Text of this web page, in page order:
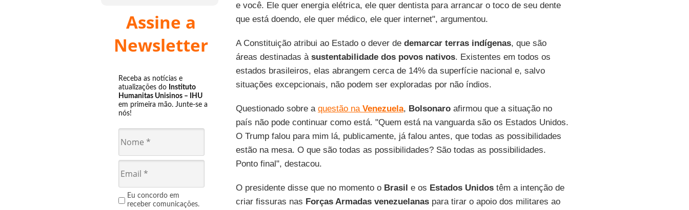
Assine a
Newsletter
Receba as notícias e
atualizações do Instituto
Humanitas Unisinos – IHU
em primeira mão. Junte-se a
nós!
Eu concordo em
receber comunicações.
e você. Ele quer energia elétrica, ele quer dentista para arrancar o toco de seu dente
que está doendo, ele quer médico, ele quer internet", argumentou.
A Constituição atribui ao Estado o dever de demarcar terras indígenas, que são
áreas destinadas à sustentabilidade dos povos nativos. Existentes em todos os
estados brasileiros, elas abrangem cerca de 14% da superfície nacional e, salvo
situações excepcionais, não podem ser exploradas por não índios.
Questionado sobre a questão na Venezuela, Bolsonaroafirmou que a situação no
país não pode continuar como está. "Quem está na vanguarda são os Estados Unidos.
O Trump falou para mim lá, publicamente, já falou antes, que todas as possibilidades
estão na mesa. O que são todas as possibilidades? São todas as possibilidades.
Ponto final", destacou.
O presidente disse que no momento o Brasil e os Estados Unidostêm a intenção de
criar fissuras nas Forças Armadas venezuelanaspara tirar o apoio dos militares ao